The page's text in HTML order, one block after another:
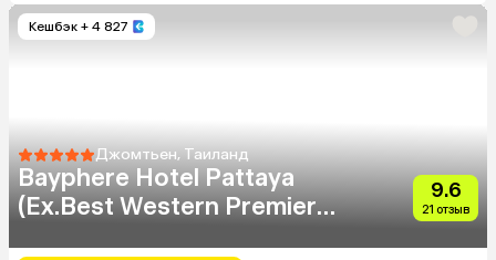
Кешбэк + 4 827
Джомтьен, Таиланд
Bayphere Hotel Pattaya
(Ex.Best Western Premier
9.6
21 отзыв